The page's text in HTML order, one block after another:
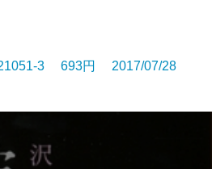
3 693円 2017/07/28